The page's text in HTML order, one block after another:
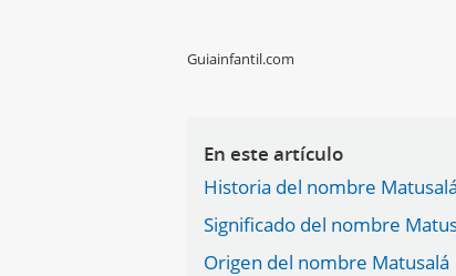
Guiainfantil.com
En este artículo
Historia del nombre Matusalá
Significado del nombre
Origen del nombre Matusalá